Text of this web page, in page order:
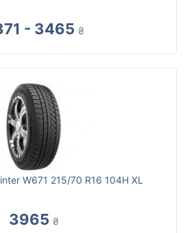
- 3465 ₴
W671 215/70 R16 104H XL
3965 ₴